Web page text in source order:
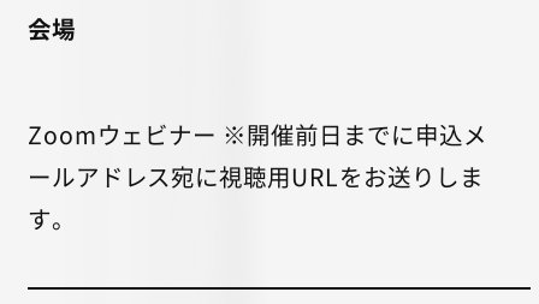
会場
Zoomウェビナー ※開催前日までに申込メ
ールアドレス宛に視聴用URLをお送りしま
す。